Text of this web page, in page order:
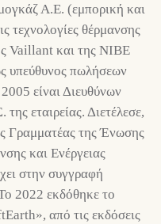
Α.Ε. (εμπορική και
τεχνολογίες θέρμανσης
Vaillant και της NIBE
υπεύθυνος πωλήσεων
είναι Διευθύνων
εταιρείας. Διετέλεσε,
Γραμματέας της Ένωσης
και Ενέργειας
στην συγγραφή
2022 εκδόθηκε το
από τις εκδόσεις